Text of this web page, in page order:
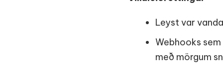
Leyst var
Webhooks
með mörgum